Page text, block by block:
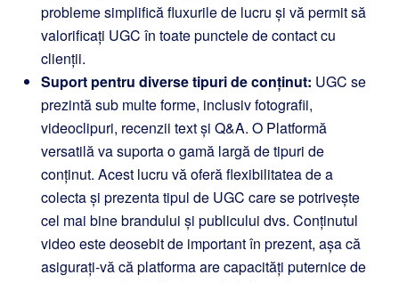
probleme simplifică fluxurile de lucru și vă permit să
valorificați UGC în toate punctele de contact cu
clienții.
Suport pentru diverse tipuri de conținut: UGC se
prezintă sub multe forme, inclusiv fotografii,
videoclipuri, recenzii text și Q&A. O Platformă
versatilă va suporta o gamă largă de tipuri de
conținut. Acest lucru vă oferă flexibilitatea de a
colecta și prezenta tipul de UGC care se potrivește
cel mai bine brandului și publicului dvs. Conținutul
video este deosebit de important în prezent, așa că
asigurați-vă că platforma are capacități puternice de